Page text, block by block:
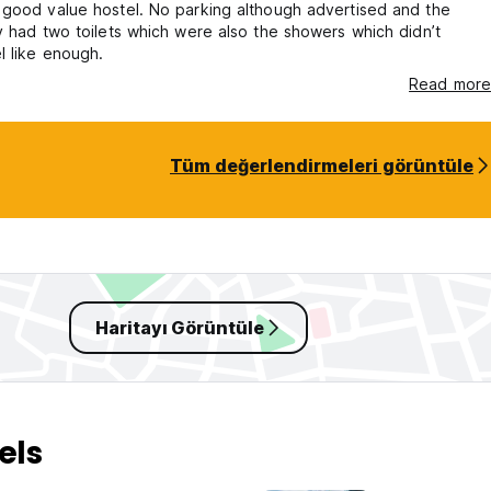
yüksek onuncu adası yapar. . Aktif olmaya devam ediyor: En son
havalandırmasından meydana geldi. Birleşmiş Milletler Afet
Icod de los Vinos ve Puerto de la Cruz olan birkaç büyük
Teide, Pico Viejo ve Montaña Blanca, Tenerife'nin Merkezi
value hostel. No parking although advertised and the
had two toilets which were also the showers which didn’t
like enough.
Read more
Tüm değerlendirmeleri görüntüle
Haritayı Görüntüle